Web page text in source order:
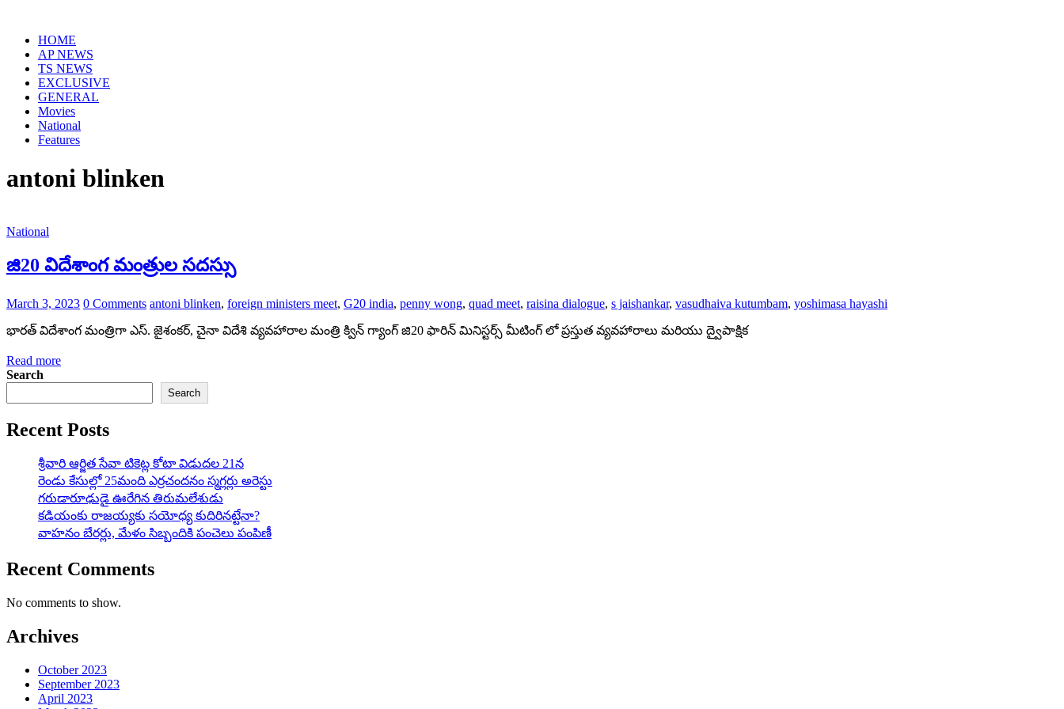
contentHOME
AP NEWS
TS NEWS
EXCLUSIVE
GENERAL
Movies
National
Features
antoni blinken
National
జి20 విదేశాంగ మంత్రుల సదస్సు
March 3, 2023 0 Comments antoni blinken, foreign ministers meet, G20 india, penny wong, quad meet, raisina dialogue, s jaishankar, vasudhaiva kutumbam, yoshimasa hayashi
భారత్ విదేశాంగ మంత్రిగా ఎస్. జైశంకర్, చైనా విదేశి వ్యవహారాల మంత్రి క్విన్ గ్యాంగ్ జి20 ఫారిన్ మినిస్టర్స్ మీటింగ్ లో ప్రస్తుత వ్యవహారాలు మరియు ద్వైపాక్షిక
Read more
Search
Search
Recent Posts
శ్రీవారి ఆర్జిత సేవా టికెట్ల కోటా విడుదల 21న
రెండు కేసుల్లో 25మంది ఎర్రచందనం స్మగ్లర్లు అరెస్టు
గరుడారూఢుడై ఊరేగిన తిరుమలేశుడు
కడియంకు రాజయ్యకు సయోధ్య కుదిరినట్టేనా?
వాహ‌నం బేర‌ర్లు, మేళం సిబ్బందికి పంచెలు పంపిణీ
Recent Comments
No comments to show.
Archives
October 2023
September 2023
April 2023